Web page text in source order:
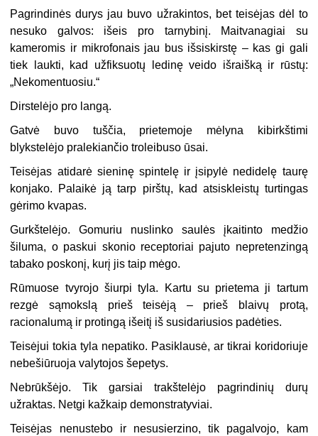
Pagrindinės durys jau buvo užrakintos, bet teisėjas dėl to
nesuko galvos: išeis pro tarnybinį. Maitvanagiai su
kameromis ir mikrofonais jau bus išsiskirstę – kas gi gali
tiek laukti, kad užfiksuotų ledinę veido išraišką ir rūstų:
„Nekomentuosiu.“
Dirstelėjo pro langą.
Gatvė buvo tuščia, prietemoje mėlyna kibirkštimi
blykstelėjo pralekiančio troleibuso ūsai.
Teisėjas atidarė sieninę spintelę ir įsipylė nedidelę taurę
konjako. Palaikė ją tarp pirštų, kad atsiskleistų turtingas
gėrimo kvapas.
Gurkštelėjo. Gomuriu nuslinko saulės įkaitinto medžio
šiluma, o paskui skonio receptoriai pajuto nepretenzingą
tabako poskonį, kurį jis taip mėgo.
Rūmuose tvyrojo šiurpi tyla. Kartu su prietema ji tartum
rezgė sąmokslą prieš teisėją – prieš blaivų protą,
racionalumą ir protingą išeitį iš susidariusios padėties.
Teisėjui tokia tyla nepatiko. Pasiklausė, ar tikrai koridoriuje
nebešiūruoja valytojos šepetys.
Nebrūkšėjo. Tik garsiai trakštelėjo pagrindinių durų
užraktas. Netgi kažkaip demonstratyviai.
Teisėjas nenustebo ir nesusierzino, tik pagalvojo, kam